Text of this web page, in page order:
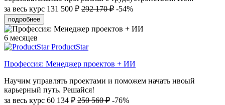
за весь курс 131 500 ₽ 292 170 ₽ -54%
подробнее
6 месяцев
ProductStar
Профессия: Менеджер проектов + ИИ
Научим управлять проектами и поможем начать нвоый
карьерный путь. Решайся!
за весь курс 60 134 ₽ 250 560 ₽ -76%